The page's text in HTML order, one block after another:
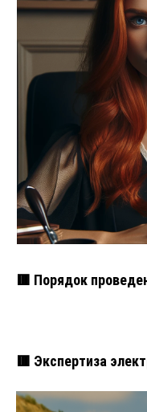
🟥 Порядок
🟥 Экспертиза